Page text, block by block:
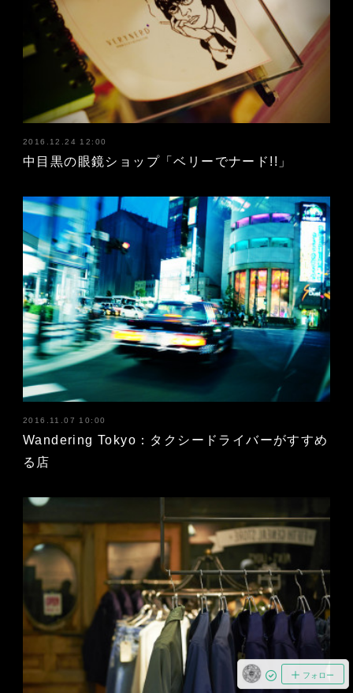
2016.12.24 12:00
中目黒の眼鏡ショップ「ベリーでナード!!」
2016.11.07 10:00
Wandering Tokyo：タクシードライバーがすすめ
る店
フォロー